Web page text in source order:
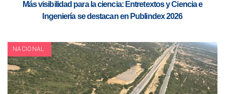
Más visibilidad para la ciencia: Entretextos y Ciencia e
Ingeniería se destacan en Publindex 2026
NACIONAL